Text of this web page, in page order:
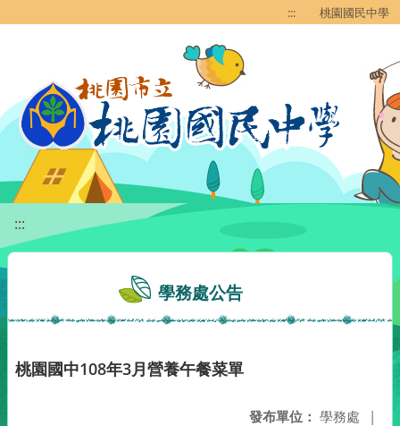
::: 桃園國民中學
:::
學務處公告
桃園國中108年3月營養午餐菜單
發布單位： 學務處 |